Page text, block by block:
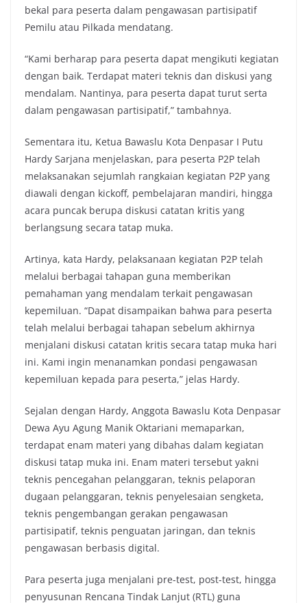
bekal para peserta dalam pengawasan partisipatif
Pemilu atau Pilkada mendatang.
“Kami berharap para peserta dapat mengikuti kegiatan
dengan baik. Terdapat materi teknis dan diskusi yang
mendalam. Nantinya, para peserta dapat turut serta
dalam pengawasan partisipatif,” tambahnya.
Sementara itu, Ketua Bawaslu Kota Denpasar I Putu
Hardy Sarjana menjelaskan, para peserta P2P telah
melaksanakan sejumlah rangkaian kegiatan P2P yang
diawali dengan kickoff, pembelajaran mandiri, hingga
acara puncak berupa diskusi catatan kritis yang
berlangsung secara tatap muka.
Artinya, kata Hardy, pelaksanaan kegiatan P2P telah
melalui berbagai tahapan guna memberikan
pemahaman yang mendalam terkait pengawasan
kepemiluan. “Dapat disampaikan bahwa para peserta
telah melalui berbagai tahapan sebelum akhirnya
menjalani diskusi catatan kritis secara tatap muka hari
ini. Kami ingin menanamkan pondasi pengawasan
kepemiluan kepada para peserta,” jelas Hardy.
Sejalan dengan Hardy, Anggota Bawaslu Kota Denpasar
Dewa Ayu Agung Manik Oktariani memaparkan,
terdapat enam materi yang dibahas dalam kegiatan
diskusi tatap muka ini. Enam materi tersebut yakni
teknis pencegahan pelanggaran, teknis pelaporan
dugaan pelanggaran, teknis penyelesaian sengketa,
teknis pengembangan gerakan pengawasan
partisipatif, teknis penguatan jaringan, dan teknis
pengawasan berbasis digital.
Para peserta juga menjalani pre-test, post-test, hingga
penyusunan Rencana Tindak Lanjut (RTL) guna